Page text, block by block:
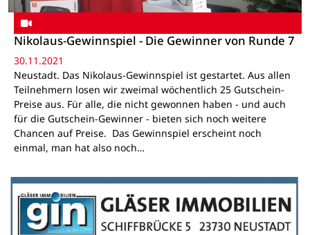
Nikolaus-Gewinnspiel - Die Gewinner von Runde 7
30.11.2021
Neustadt. Das Nikolaus-Gewinnspiel ist gestartet. Aus allen
Teilnehmern losen wir zweimal wöchentlich 25 Gutschein-
Preise aus. Für alle, die nicht gewonnen haben - und auch
für die Gutschein-Gewinner - bieten sich noch weitere
Chancen auf Preise. Das Gewinnspiel erscheint noch
einmal, man hat also noch…